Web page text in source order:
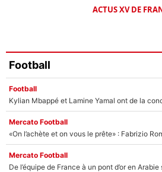
ACTUS XV DE
Football
Football
Mercato Football
Mercato Football